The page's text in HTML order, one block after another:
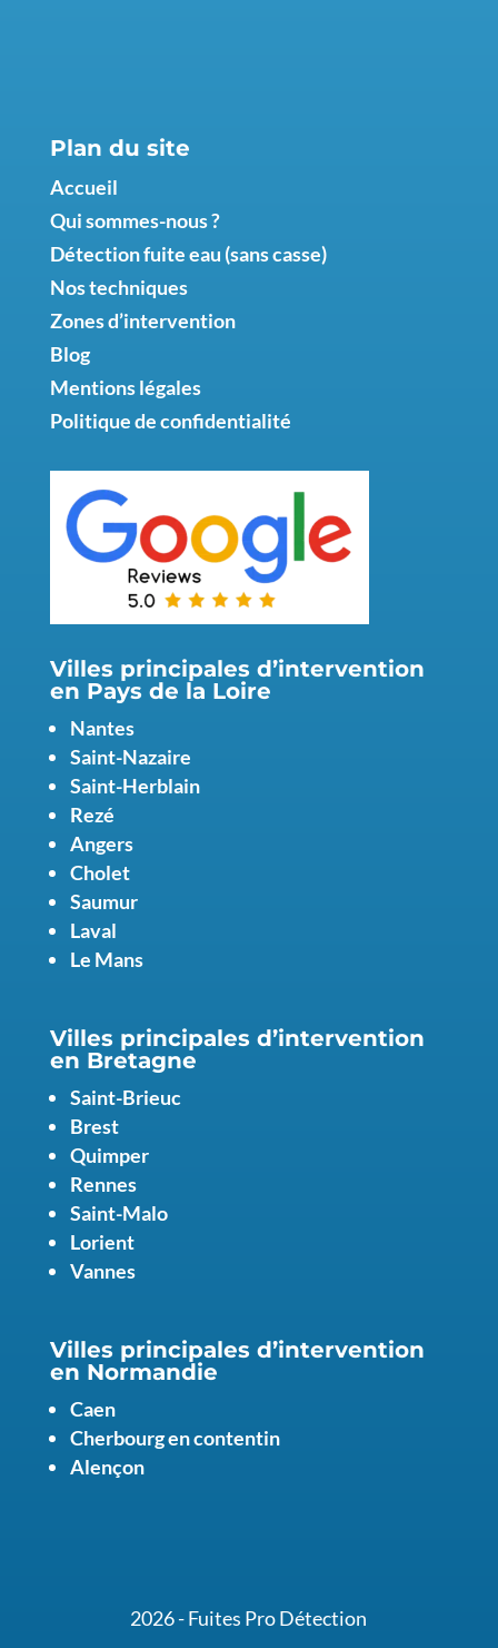
Plan du site
Accueil
Qui sommes-nous ?
Détection fuite eau (sans casse)
Nos techniques
Zones d’intervention
Blog
Mentions légales
Politique de confidentialité
Villes principales d’intervention
en Pays de la Loire
Nantes
Saint-Nazaire
Saint-Herblain
Rezé
Angers
Cholet
Saumur
Laval
Le Mans
Villes principales d’intervention
en Bretagne
Saint-Brieuc
Brest
Quimper
Rennes
Saint-Malo
Lorient
Vannes
Villes principales d’intervention
en Normandie
Caen
Cherbourg en contentin
Alençon
2026 - Fuites Pro Détection